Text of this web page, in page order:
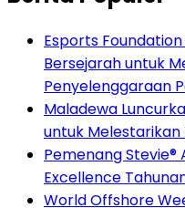
Esports
Bersejarah untuk
Penyelenggaraan
Maladewa
untuk Melestarikan
Pemenang
Excellence
World Offshore